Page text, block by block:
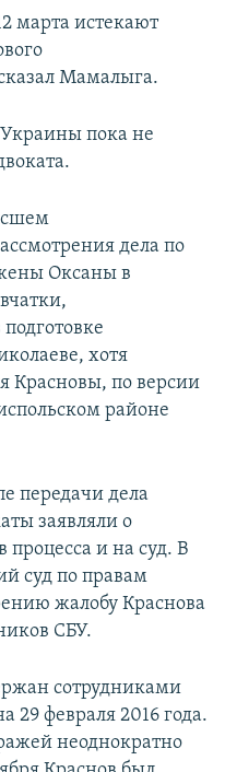
марта истекают
Мамалыга.
пока не
дела по
Оксаны в
хотя
Красновы, по версии
районе
передачи дела
заявляли о
и на суд. В
суд по правам
жалобу Краснова
СБУ.
сотрудниками
29 февраля 2016 года.
неоднократно